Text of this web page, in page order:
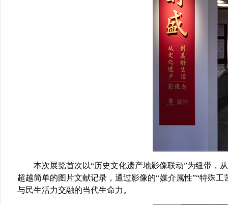
本次展览首次 以“历史文化遗产地影像联动”为纽带 ， 从
超越简单的图片文献记录，通过影像的“媒介属性”“特殊工
与民生活力交融的当代生命力。